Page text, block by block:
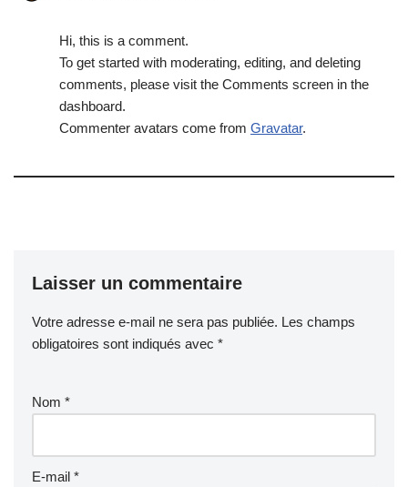
Hi, this is a comment.
To get started with moderating, editing, and deleting
comments, please visit the Comments screen in the
dashboard.
Commenter avatars come from Gravatar.
Laisser un commentaire
Votre adresse e-mail ne sera pas publiée. Les champs
obligatoires sont indiqués avec *
Nom *
E-mail *